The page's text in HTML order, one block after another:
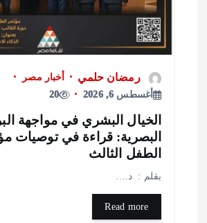
رمضان حلمي
أخبار مصر
أغسطس 6, 2026
20
البشري في مواجهة البرمجيات
قراءة في توصيات مؤتمر أدب
الثالث